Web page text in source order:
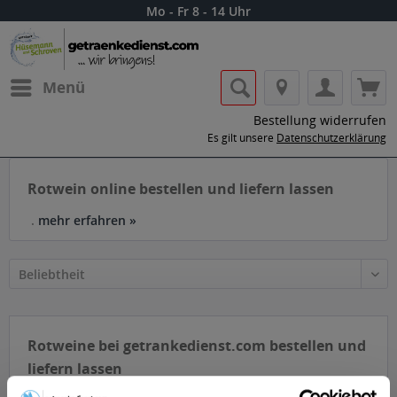
Mo - Fr 8 - 14 Uhr
Menü
Bestellung widerrufen
Es gilt unsere Datenschutzerklärung
Rotwein online bestellen und liefern lassen
. mehr erfahren »
Rotweine bei getrankedienst.com bestellen und
liefern lassen